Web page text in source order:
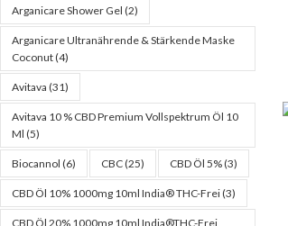
Arganicare Shower Gel (2)
Arganicare Ultranährende & Stärkende Maske
Coconut(4)
Avitava (31)
Avitava 10 % CBD Premium Vollspektrum Öl 10
Ml (5)
Biocannol (6) CBC(25) CBD Öl 5%(3)
CBD Öl 10% 1000mg 10ml India® THC-Frei(3)
CBD Öl 20% 1000mg 10ml India®THC-Frei